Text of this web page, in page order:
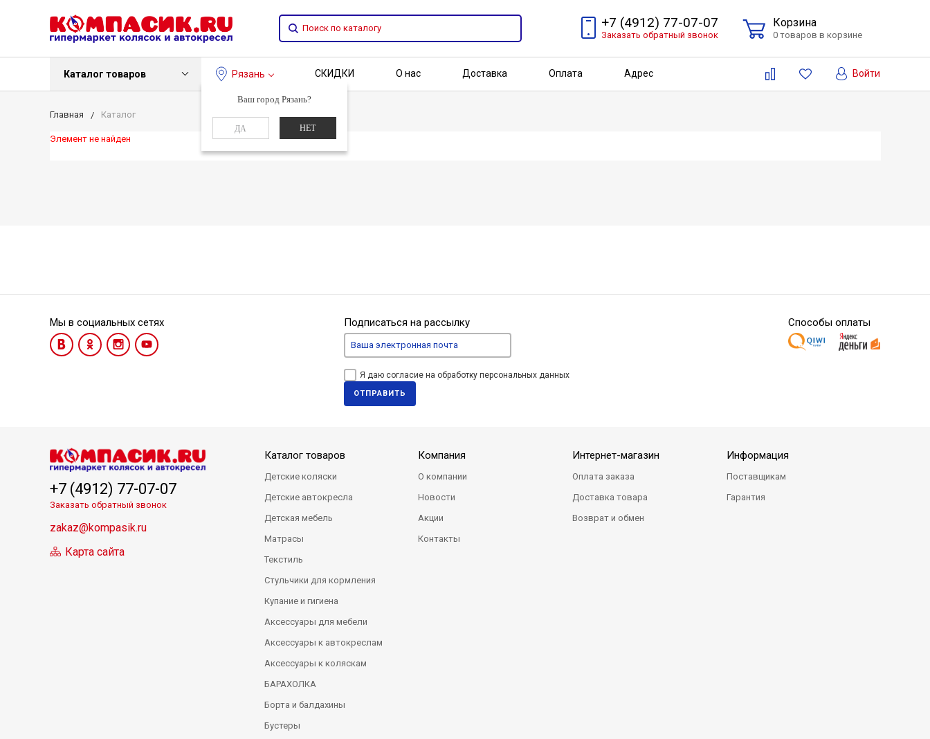
+7 (4912) 77-07-07
Заказать обратный звонок
Корзина
0 товаров в корзине
Каталог товаров Рязань
Ваш город Рязань?
ДА НЕТ
СКИДКИ О нас Доставка Оплата Адрес Войти
Главная Каталог
Элемент не найден
Мы в социальных сетях Подписаться на рассылку
Я даю согласие на обработку персональных данных
ОТПРАВИТЬ
Способы оплаты
+7 (4912) 77-07-07
Заказать обратный звонок
zakaz@kompasik.ru
Карта сайта
Каталог товаров
Детские коляски
Детские автокресла
Детская мебель
Матрасы
Текстиль
Стульчики для кормления
Купание и гигиена
Аксессуары для мебели
Аксессуары к автокреслам
Аксессуары к коляскам
БАРАХОЛКА
Борта и балдахины
Бустеры
Компания
О компании
Новости
Акции
Контакты
Интернет-магазин
Оплата заказа
Доставка товара
Возврат и обмен
Информация
Поставщикам
Гарантия